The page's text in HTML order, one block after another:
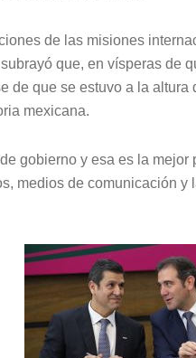
de las misiones
que, en vísperas de
de que se estuvo a la altura
mexicana.
gobierno y esa es la mejor
medios de comunicación y